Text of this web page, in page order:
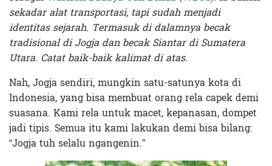
sekadar alat transportasi, tapi sudah menjadi
identitas sejarah. Termasuk di dalamnya becak
tradisional di Jogja dan becak Siantar di Sumatera
Utara. Catat baik-baik kalimat di atas.
Nah, Jogja sendiri, mungkin satu-satunya kota di
Indonesia, yang bisa membuat orang rela capek demi
suasana. Kami rela untuk macet, kepanasan, dompet
jadi tipis. Semua itu kami lakukan demi bisa bilang:
“Jogja tuh selalu ngangenin.”